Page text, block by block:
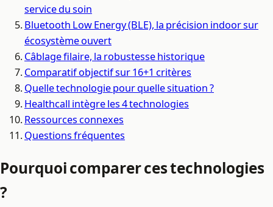
service du soin
Bluetooth Low Energy (BLE), la précision indoor sur
écosystème ouvert
Câblage filaire, la robustesse historique
Comparatif objectif sur 16+1 critères
Quelle technologie pour quelle situation ?
Healthcall intègre les 4 technologies
Ressources connexes
Questions fréquentes
Pourquoi comparer ces technologies
?